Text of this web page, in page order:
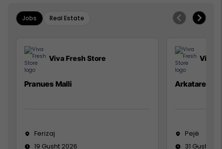
Jobs Real Estate
Viva Fresh Store
Pranues Malli
Ferizaj
19 Gusht 2026
Viva
Arkatare
Pejë
31 Gusht